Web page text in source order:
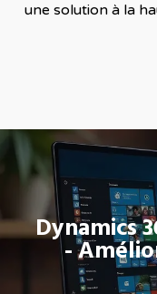
une solution à la
Dynamics
-